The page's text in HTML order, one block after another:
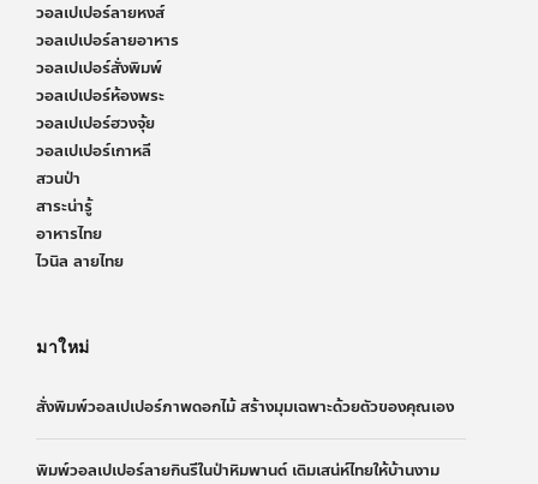
วอลเปเปอร์ลายหงส์
วอลเปเปอร์ลายอาหาร
วอลเปเปอร์สั่งพิมพ์
วอลเปเปอร์ห้องพระ
วอลเปเปอร์ฮวงจุ้ย
วอลเปเปอร์เกาหลี
สวนป่า
สาระน่ารู้
อาหารไทย
ไวนิล ลายไทย
มาใหม่
สั่งพิมพ์วอลเปเปอร์ภาพดอกไม้ สร้างมุมเฉพาะด้วยตัวของคุณเอง
พิมพ์วอลเปเปอร์ลายกินรีในป่าหิมพานต์ เติมเสน่ห์ไทยให้บ้านงาม